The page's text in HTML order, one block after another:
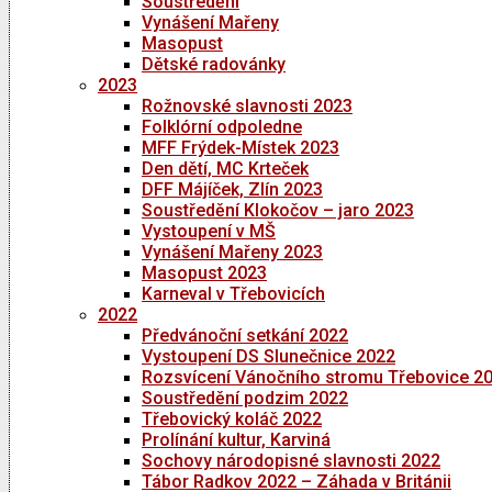
Vynášení Mařeny
Masopust
Dětské radovánky
2023
Rožnovské slavnosti 2023
Folklórní odpoledne
MFF Frýdek-Místek 2023
Den dětí, MC Krteček
DFF Májíček, Zlín 2023
Soustředění Klokočov – jaro 2023
Vystoupení v MŠ
Vynášení Mařeny 2023
Masopust 2023
Karneval v Třebovicích
2022
Předvánoční setkání 2022
Vystoupení DS Slunečnice 2022
Rozsvícení Vánočního stromu Třebovice
Soustředění podzim 2022
Třebovický koláč 2022
Prolínání kultur, Karviná
Sochovy národopisné slavnosti 2022
Tábor Radkov 2022 – Záhada v Británii